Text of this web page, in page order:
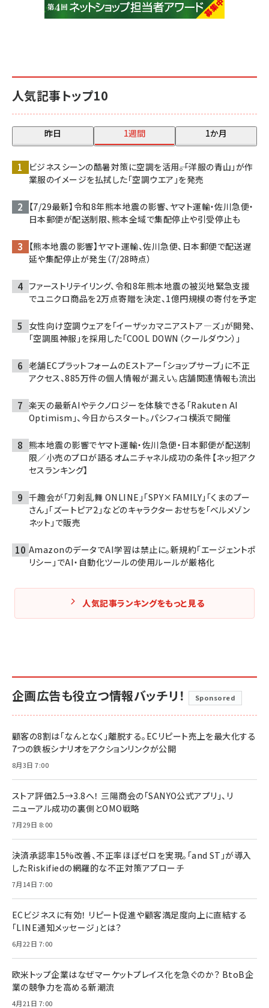
人気記事トップ10
昨日 1週間 1か月
ビジネスシーンの酷暑対策に空調を活用――。「洋服の青山」が作
業服のイメージを払拭した「空調ウエア」を発売
【7/29最新】令和8年熊本地震の影響、ヤマト運輸・佐川急便・
日本郵便が配送制限、熊本全域で集配停止や引受停止も
【熊本地震の影響】ヤマト運輸、佐川急便、日本郵便で配送遅
延や集配停止が発生（7/28時点）
ファーストリテイリング、令和8年熊本地震の被災地緊急支援
でユニクロ商品を2万点寄贈を決定、1億円規模の寄付を予定
女性向け空調ウェアを「イーザッカマニアストア―ズ」が開発、
「空調風神服」を採用した「COOL DOWN（クールダウン）」
老舗ECプラットフォームのEストアー「ショップサーブ」に不正
アクセス、885万件の個人情報が漏えい。店舗関連情報も流出
楽天の最新AIやテクノロジーを体験できる「Rakuten AI
Optimism」、今日からスタート。パシフィコ横浜で開催
熊本地震の影響でヤマト運輸・佐川急便・日本郵便が配送制
限／小売のプロが語るオムニチャネル成功の条件【ネッ担アク
セスランキング】
千趣会が「刀剣乱舞 ONLINE」「SPY×FAMILY」「くまのプー
さん」「ズートピア2」などのキャラクターおせちを「ベルメゾン
ネット」で販売
AmazonのデータでAI学習は禁止に。新規約「エージェントポ
リシー」でAI・自動化ツールの使用ルールが厳格化
人気記事ランキングをもっと見る
企画広告も役立つ情報バッチリ！ Sponsored
顧客の8割は「なんとなく」離脱する。ECリピート売上を最大化する
7つの鉄板シナリオをアクションリンクが公開
8月3日 7:00
ストア評価2.5→3.8へ！ 三陽商会の「SANYO公式アプリ」、リ
ニューアル成功の裏側とOMO戦略
7月29日 8:00
決済承認率15%改善、不正率ほぼゼロを実現。「and ST」が導入
したRiskifiedの網羅的な不正対策アプローチ
7月14日 7:00
ECビジネスに有効！ リピート促進や顧客満足度向上に直結する
「LINE通知メッセージ」とは？
6月22日 7:00
欧米トップ企業はなぜマーケットプレイス化を急ぐのか？ BtoB企
業の競争力を高める新潮流
4月21日 7:00